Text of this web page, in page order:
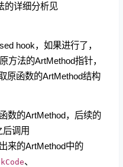
的详细分析见
hook，如果进行了，
方法的ArtMethod指针，
原函数的ArtMethod结构
数的ArtMethod，后续的
调用
来的ArtMethod中的
、